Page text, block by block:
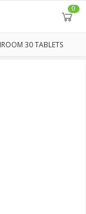
0
30 TABLETS